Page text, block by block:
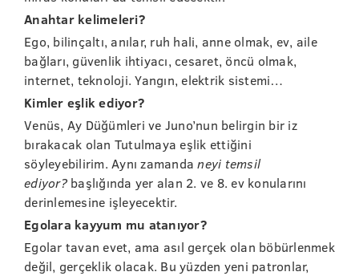
Anahtar kelimeleri?
Ego, bilinçaltı, anılar, ruh hali, anne olmak, ev, aile
bağları, güvenlik ihtiyacı, cesaret, öncü olmak,
internet, teknoloji. Yangın, elektrik sistemi…
Kimler eşlik ediyor?
Venüs, Ay Düğümleri ve Juno’nun belirgin bir iz
bırakacak olan Tutulmaya eşlik ettiğini
söyleyebilirim. Aynı zamandaneyi temsil
ediyor?başlığında yer alan 2. ve 8. ev konularını
derinlemesine işleyecektir.
Egolara kayyum mu atanıyor?
Egolar tavan evet, ama asıl gerçek olan böbürlenmek
değil, gerçeklik olacak. Bu yüzden yeni patronlar,